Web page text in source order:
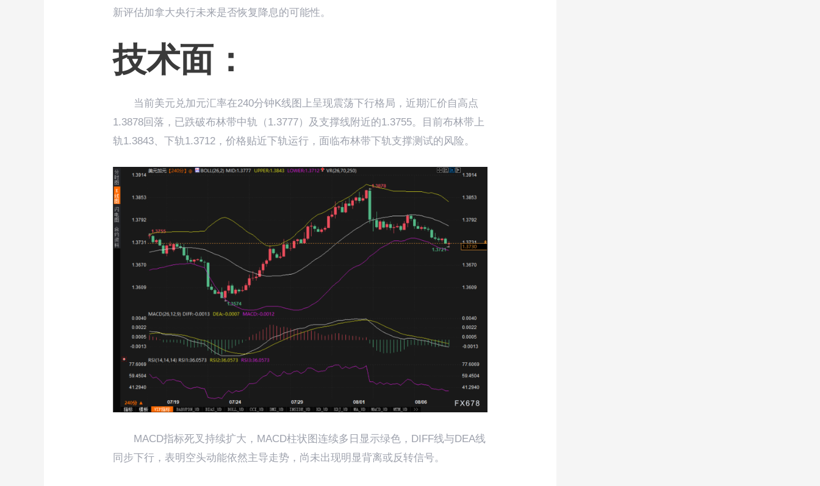
新评估加拿大央行未来是否恢复降息的可能性。
技术面：
当前美元兑加元汇率在240分钟K线图上呈现震荡下行格局，近期汇价自高点
1.3878回落，已跌破布林带中轨（1.3777）及支撑线附近的1.3755。目前布林带上
轨1.3843、下轨1.3712，价格贴近下轨运行，面临布林带下轨支撑测试的风险。
MACD指标死叉持续扩大，MACD柱状图连续多日显示绿色，DIFF线与DEA线
同步下行，表明空头动能依然主导走势，尚未出现明显背离或反转信号。